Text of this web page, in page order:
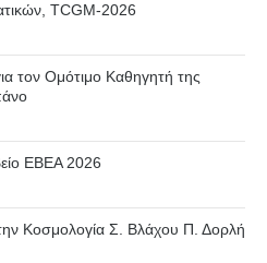
TCGM-2026
τον Ομότιμο Καθηγητή της
ΕΒΕΑ 2026
Κοσμολογία Σ. Βλάχου Π. Δορλή